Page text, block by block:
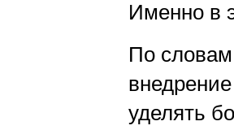
Именно в
По словам
уделять